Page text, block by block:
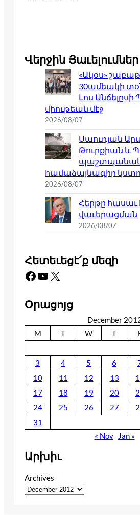
Վերջին Յաւելումներ
«Ակօս»
30ամեակի
Լոս Անճելըսի
միութեան մէջ
2026/08/07
Սաուդյան
Թուրքիան և
համաձայնագիր
2026/08/07
Հերթը
վաւերացման
2026/08/07
Հետեւեցէ՛ք մեզի
Facebook YouTube X
Օրացոյց
December
M
T W T
3
4 5 6
10
11 12 13
17
18 19 20
24
25 26 27
31
« Nov
Jan »
Արխիւ
Archives